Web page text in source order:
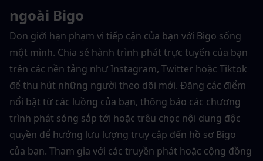
ngoài Bigo
Don giới hạn phạm vi tiếp cận của bạn với Bigo sống
một mình. Chia sẻ hành trình phát trực tuyến của bạn
trên các nền tảng như Instagram, Twitter hoặc Tiktok
để thu hút những người theo dõi mới. Đăng các điểm
nổi bật từ các luồng của bạn, thông báo các chương
trình phát sóng sắp tới hoặc trêu chọc nội dung độc
quyền để hướng lưu lượng truy cập đến hồ sơ Bigo
của bạn. Tham gia với các truyền phát hoặc cộng đồng